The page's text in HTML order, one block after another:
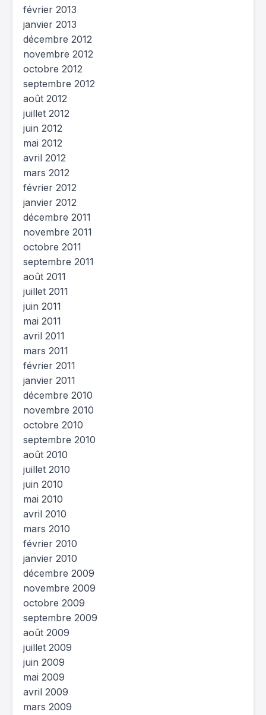
février 2013
janvier 2013
décembre 2012
novembre 2012
octobre 2012
septembre 2012
août 2012
juillet 2012
juin 2012
mai 2012
avril 2012
mars 2012
février 2012
janvier 2012
décembre 2011
novembre 2011
octobre 2011
septembre 2011
août 2011
juillet 2011
juin 2011
mai 2011
avril 2011
mars 2011
février 2011
janvier 2011
décembre 2010
novembre 2010
octobre 2010
septembre 2010
août 2010
juillet 2010
juin 2010
mai 2010
avril 2010
mars 2010
février 2010
janvier 2010
décembre 2009
novembre 2009
octobre 2009
septembre 2009
août 2009
juillet 2009
juin 2009
mai 2009
avril 2009
mars 2009